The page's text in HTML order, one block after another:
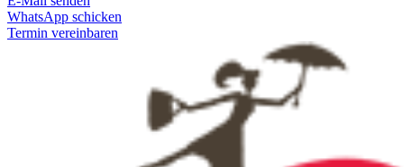
WhatsApp schicken
Termin vereinbaren